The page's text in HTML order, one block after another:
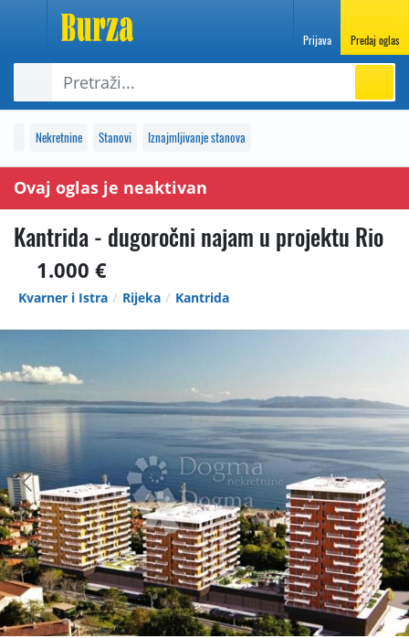
Prijava Predaj oglas
Nekretnine Stanovi Iznajmljivanje stanova
Ovaj oglas je neaktivan
Kantrida - dugoročni najam u projektu Rio
1.000 €
Kvarner i Istra Rijeka Kantrida